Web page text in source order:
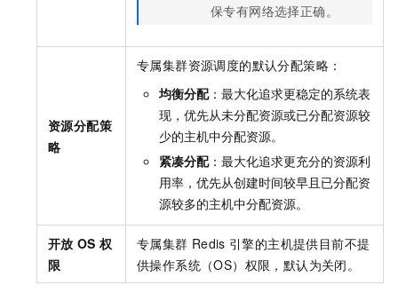
保专有网络选择正确。
资源分配策
略
专属集群资源调度的默认分配策略：
均衡分配：最大化追求更稳定的系统表
现，优先从未分配资源或已分配资源较
少的主机中分配资源。
紧凑分配：最大化追求更充分的资源利
用率，优先从创建时间较早且已分配资
源较多的主机中分配资源。
开放 OS 权
限
专属集群 Redis 引擎的主机提供目前不提
供操作系统（OS）权限，默认为关闭。